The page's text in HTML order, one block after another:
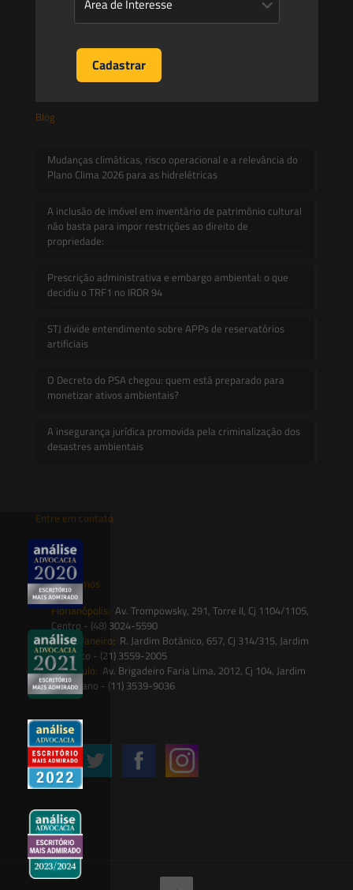
Informativos
Blog
Mudanças climáticas, risco operacional e a relevância do
Plano Clima 2026 para as hidrelétricas
A inclusão de imóvel em inventário de patrimônio cultural
não basta para impor restrições ao direito de
propriedade:
Prescrição administrativa e embargo ambiental: o que
decidiu o TRF1 no IRDR 94
STJ divide entendimento sobre APPs de reservatórios
artificiais
O Decreto do PSA chegou: quem está preparado para
monetizar ativos ambientais?
A insegurança jurídica promovida pela criminalização dos
desastres ambientais
Entre em contato
contato@saesadvogados.com.br
Onde estamos
Florianópolis: Av. Trompowsky, 291, Torre II, Cj 1104/1105,
Centro - (48) 3024-5590
Rio de Janeiro: R. Jardim Botânico, 657, Cj 314/315, Jardim
Botânico - (21) 3559-2005
São Paulo: Av. Brigadeiro Faria Lima, 2012, Cj 104, Jardim
Paulistano - (11) 3539-9036
Siga-nos